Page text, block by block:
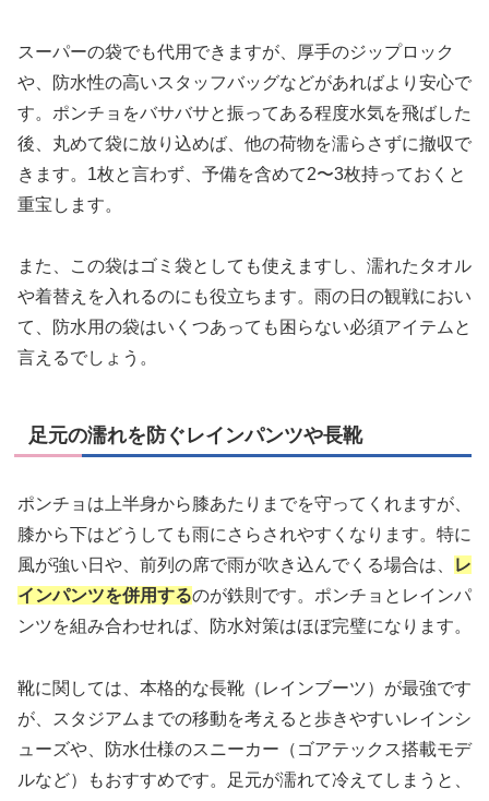
スーパーの袋でも代用できますが、厚手のジップロック
や、防水性の高いスタッフバッグなどがあればより安心で
す。ポンチョをバサバサと振ってある程度水気を飛ばした
後、丸めて袋に放り込めば、他の荷物を濡らさずに撤収で
きます。1枚と言わず、予備を含めて2〜3枚持っておくと
重宝します。
また、この袋はゴミ袋としても使えますし、濡れたタオル
や着替えを入れるのにも役立ちます。雨の日の観戦におい
て、防水用の袋はいくつあっても困らない必須アイテムと
言えるでしょう。
足元の濡れを防ぐレインパンツや長靴
ポンチョは上半身から膝あたりまでを守ってくれますが、
膝から下はどうしても雨にさらされやすくなります。特に
風が強い日や、前列の席で雨が吹き込んでくる場合は、
レ
インパンツを併用するのが鉄則です。ポンチョとレインパ
ンツを組み合わせれば、防水対策はほぼ完璧になります。
靴に関しては、本格的な長靴（レインブーツ）が最強です
が、スタジアムまでの移動を考えると歩きやすいレインシ
ューズや、防水仕様のスニーカー（ゴアテックス搭載モデ
ルなど）もおすすめです。足元が濡れて冷えてしまうと、